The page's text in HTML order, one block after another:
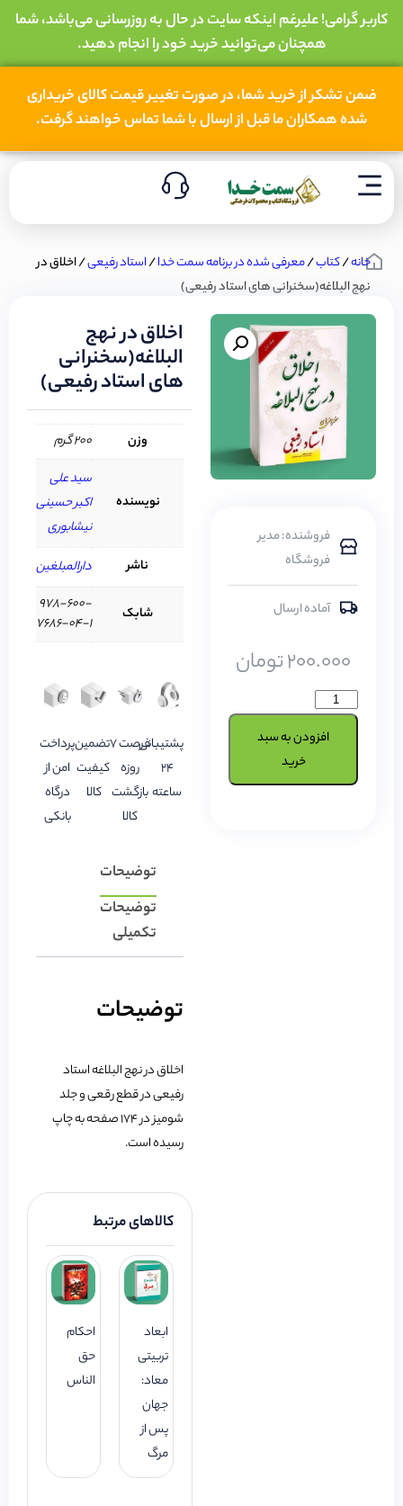
کاربر گرامی! علیرغم اینکه سایت در حال به روزرسانی می‌باشد، شما
همچنان می‌توانید خرید خود را انجام دهید.
ضمن تشکر از خرید شما، در صورت تغییر قیمت کالای خریداری
شده همکاران ما قبل از ارسال با شما تماس خواهند گرفت.
خانه/کتاب/معرفی شده در برنامه سمت خدا/استاد رفیعی/ اخلاق در
نهج البلاغه(سخنرانی های استاد رفیعی)
فروشنده: مدیر
فروشگاه
آماده ارسال
200.000تومان
افزودن به سبد
خرید
اخلاق در نهج
البلاغه(سخنرانی
های استاد رفیعی)
وزن 200 گرم
نویسنده
سید علی
اکبر حسینی
نیشابوری
ناشر
دارالمبلغین
شابک
978-600-
7686-04-1
پشتیبانی
24
ساعته
فرصت 7
روزه
بازگشت
کالا
تضمین
کیفیت
کالا
پرداخت
امن از
درگاه
بانکی
توضیحات
توضیحات
تکمیلی
توضیحات
اخلاق در نهج البلاغه استاد
رفیعی در قطع رقعی و جلد
شومیز در 174 صفحه به چاپ
رسیده است.
کالاهای مرتبط
ابعاد
تربیتی
معاد:
جهان
پس از
مرگ
احکام
حق
الناس